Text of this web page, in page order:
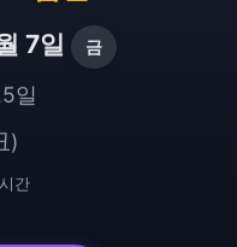
7일 금
일
)
간